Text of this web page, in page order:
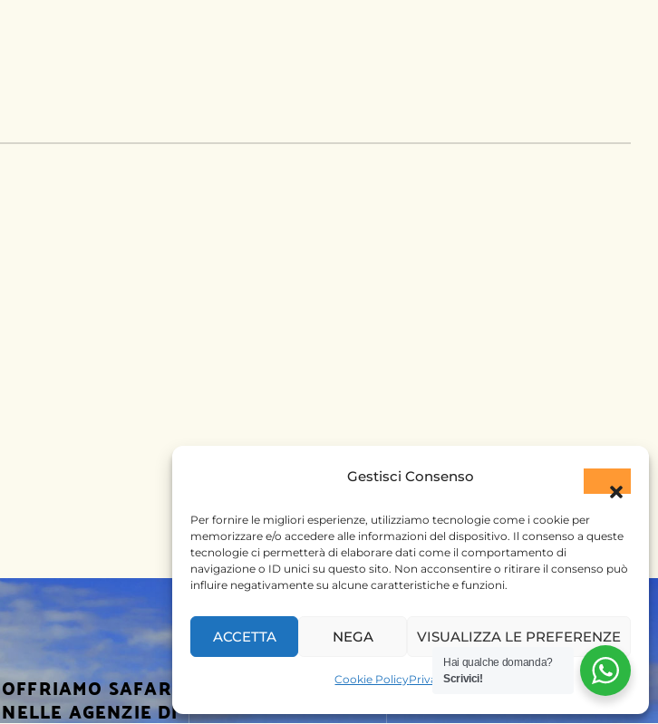
Gestisci Consenso
Per fornire le migliori esperienze, utilizziamo tecnologie come i cookie per
memorizzare e/o accedere alle informazioni del dispositivo. Il consenso a queste
tecnologie ci permetterà di elaborare dati come il comportamento di
navigazione o ID unici su questo sito. Non acconsentire o ritirare il consenso può
influire negativamente su alcune caratteristiche e funzioni.
ACCETTA NEGA VISUALIZZA LE PREFERENZE
Cookie PolicyPrivacy Policy
OFFRIAMO SAFARI
NELLE AGENZIE DI
Hai qualche domanda?
Scrivici!